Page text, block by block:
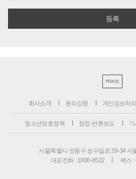
PC버전
회사소개 윤리강령 개인정보처
청소년보호정책 정정·반론보도
서울특별시 성동구 성수일로 39-34 서
대표전화 : 1800-6522
팩스